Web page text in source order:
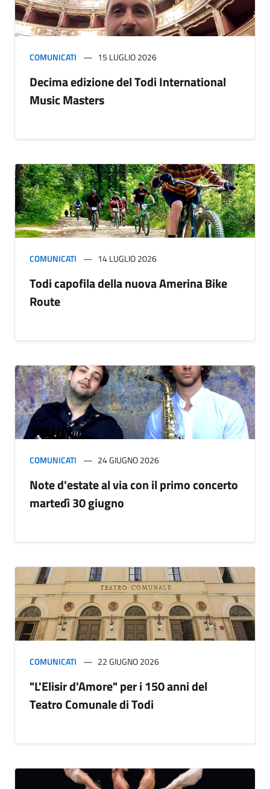
COMUNICATI 15 LUGLIO 2026
Decima edizione del Todi International
Music Masters
COMUNICATI 14 LUGLIO 2026
Todi capofila della nuova Amerina Bike
Route
COMUNICATI 24 GIUGNO 2026
Note d'estate al via con il primo concerto
martedì 30 giugno
COMUNICATI 22 GIUGNO 2026
"L'Elisir d'Amore" per i 150 anni del
Teatro Comunale di Todi